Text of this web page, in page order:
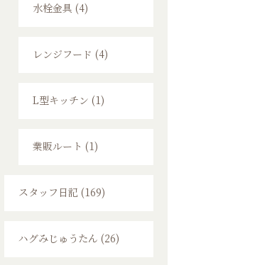
水栓金具 (4)
レンジフード (4)
L型キッチン (1)
業販ルート (1)
スタッフ日記 (169)
ハグみじゅうたん (26)